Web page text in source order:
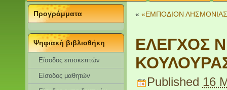
Προγράμματα
Ψηφιακή βιβλιοθήκη
Είσοδος επισκεπτών
Eίσοδος μαθητών
« «ΕΜΠΟΔΙΟΝ
ΕΛΕΓΧΟΣ
Published 16